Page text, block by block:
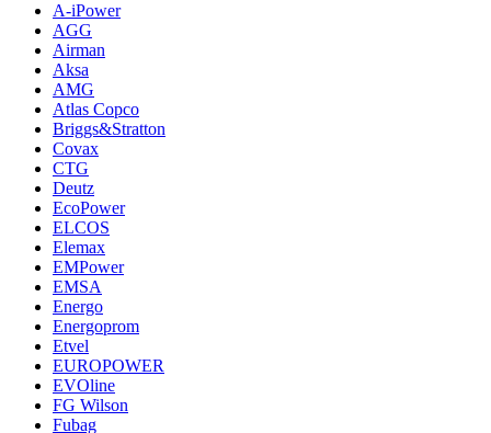
A-iPower
AGG
Airman
Aksa
AMG
Atlas Copco
Briggs&Stratton
Covax
CTG
Deutz
EcoPower
ELCOS
Elemax
EMPower
EMSA
Energo
Energoprom
Etvel
EUROPOWER
EVOline
FG Wilson
Fubag